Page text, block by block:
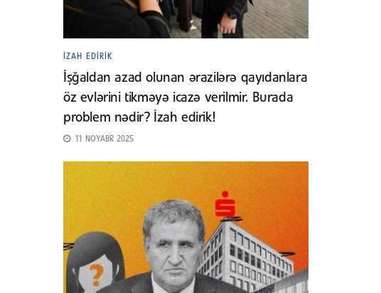
İZAH EDIRIK
İşğaldan azad olunan ərazilərə qayıdanlara
öz evlərini tikməyə icazə verilmir. Burada
problem nədir? İzah edirik!
11 NOYABR 2025